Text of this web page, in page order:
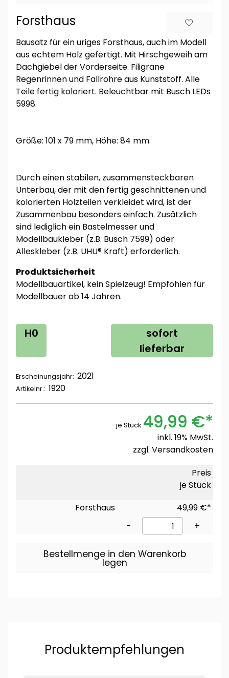
Forsthaus
Bausatz für ein uriges Forsthaus, auch im Modell
aus echtem Holz gefertigt. Mit Hirschgeweih am
Dachgiebel der Vorderseite. Filigrane
Regenrinnen und Fallrohre aus Kunststoff. Alle
Teile fertig koloriert. Beleuchtbar mit Busch LEDs
5998.
Größe: 101 x 79 mm, Höhe: 84 mm.
Durch einen stabilen, zusammensteckbaren
Unterbau, der mit den fertig geschnittenen und
kolorierten Holzteilen verkleidet wird, ist der
Zusammenbau besonders einfach. Zusätzlich
sind lediglich ein Bastelmesser und
Modellbaukleber (z.B. Busch 7599) oder
Alleskleber (z.B. UHU® Kraft) erforderlich.
Produktsicherheit
Modellbauartikel, kein Spielzeug! Empfohlen für
Modellbauer ab 14 Jahren.
H0
sofort
lieferbar
Erscheinungsjahr: 2021
Artikelnr.: 1920
je Stück 49,99 €*
inkl. 19% MwSt.
zzgl. Versandkosten
Preis
je Stück
Forsthaus
49,99 €*
- +
Bestellmenge in den Warenkorb
legen
Produktempfehlungen